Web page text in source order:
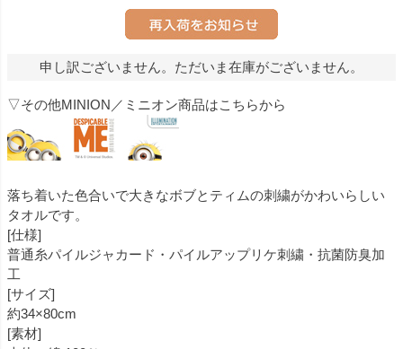
申し訳ございません。ただいま在庫がございません。
▽その他MINION／ミニオン商品はこちらから
落ち着いた色合いで大きなボブとティムの刺繍がかわいらしい
タオルです。
[仕様]
普通糸パイルジャカード・パイルアップリケ刺繍・抗菌防臭加
工
[サイズ]
約34×80cm
[素材]